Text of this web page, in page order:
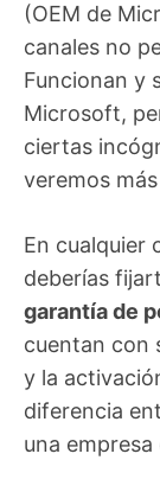
(OEM de
canales no
Funcionan y
Microsoft,
ciertas
veremos
En cualquier
deberías
garantía de
cuentan con
y la
diferencia
una